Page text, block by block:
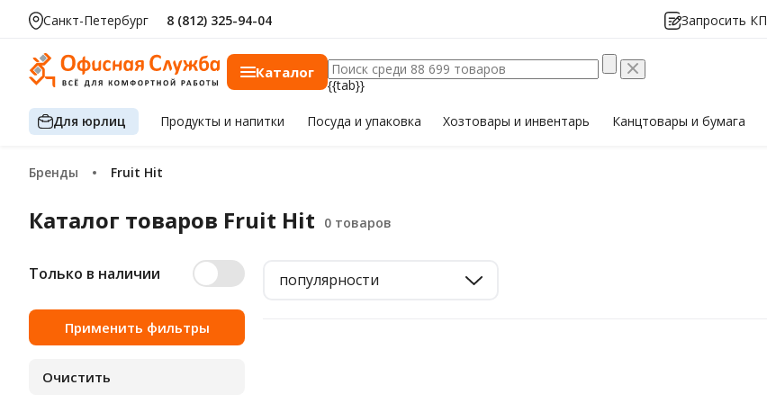
Санкт-Петербург 8 (812) 325-94-04 Запросить КП
Каталог
{{tab}}
Для юрлиц Продуктыи напитки Посуда и упаковка Хозтоварыи инвентарь Канцтовары и бумага
Бренды Fruit Hit
Каталог товаров Fruit Hit
Только в наличии популярности